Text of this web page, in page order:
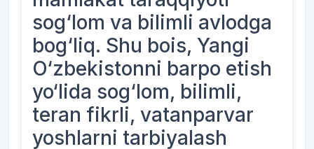
sog‘lom va bilimli avlodga
bog‘liq. Shu bois, Yangi
O‘zbekistonni barpo etish
yo‘lida sog‘lom, bilimli,
teran fikrli, vatanparvar
yoshlarni tarbiyalash